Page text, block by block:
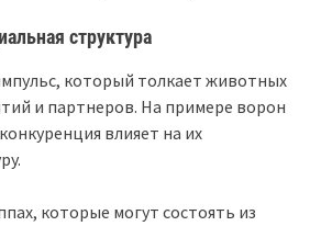
структура
который толкает животных
и партнеров. На примере ворон
влияет на их
которые могут состоять из